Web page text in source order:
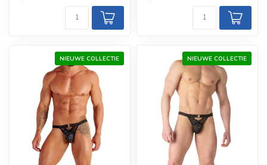
NIEUWE COLLECTIE NIEUWE COLLECTIE